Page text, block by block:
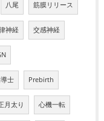
八尾 筋膜リリース
神経 交感神経
士 Prebirth
月太り 心機一転